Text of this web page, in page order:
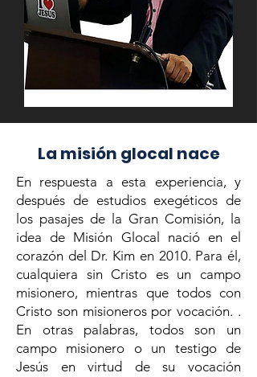
La misión glocal nace
En respuesta a esta experiencia, y
después de estudios exegéticos de
los pasajes de la Gran Comisión, la
idea de Misión Glocal nació en el
corazón del Dr. Kim en 2010. Para él,
cualquiera sin Cristo es un campo
misionero, mientras que todos con
Cristo son misioneros por vocación. .
En otras palabras, todos son un
campo misionero o un testigo de
Jesús en virtud de su vocación